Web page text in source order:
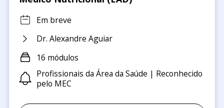
Em breve
Dr. Alexandre Aguiar
16 módulos
Profissionais da Área da Saúde | Reconhecido
pelo MEC